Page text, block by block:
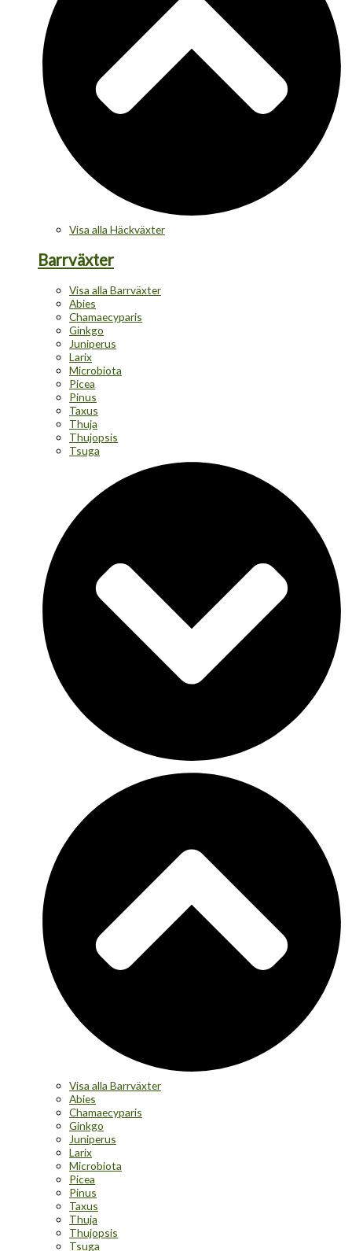
Visa alla Häckväxter
Barrväxter
Visa alla Barrväxter
Abies
Chamaecyparis
Ginkgo
Juniperus
Larix
Microbiota
Picea
Pinus
Taxus
Thuja
Thujopsis
Tsuga
Visa alla Barrväxter
Abies
Chamaecyparis
Ginkgo
Juniperus
Larix
Microbiota
Picea
Pinus
Taxus
Thuja
Thujopsis
Tsuga